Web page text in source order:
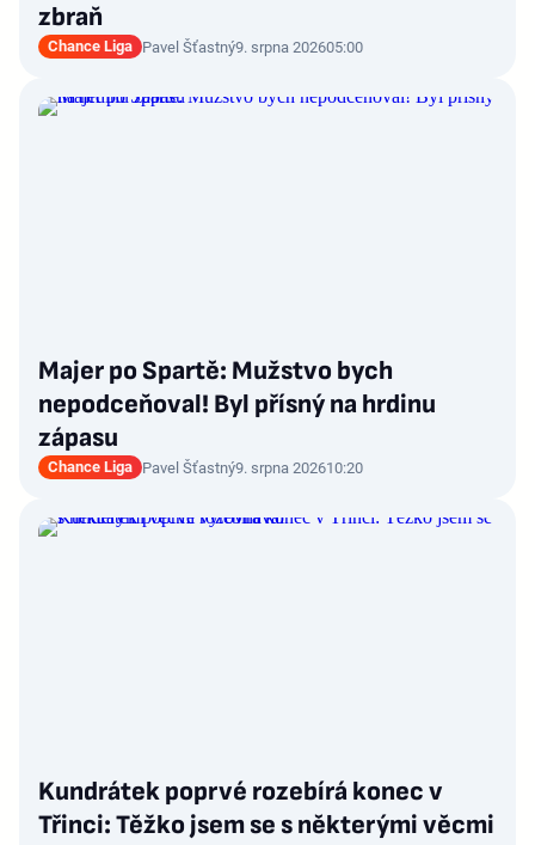
zbraň
Chance Liga Pavel Šťastný9. srpna 202605:00
Majer po Spartě: Mužstvo bych
nepodceňoval! Byl přísný na hrdinu
zápasu
Chance Liga Pavel Šťastný9. srpna 202610:20
Kundrátek poprvé rozebírá konec v
Třinci: Těžko jsem se s některými věcmi